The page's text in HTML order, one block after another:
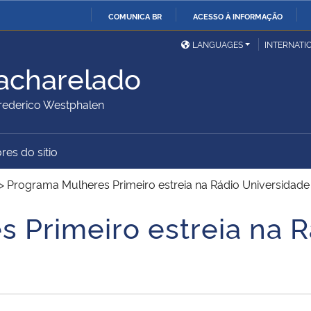
COMUNICA BR ACESSO À INFORMAÇÃO
Ministério da Defesa
Ministério das Relações
Exteriores
Ministério da Cidadania
Ministério do
Desenvolvimento Regional
União
Advocacia-Geral da União Banco Central do Brasil
LANGUAGES
Westphalen
do sítio
> Programa Mulheres Primeiro estreia na Rádio Universidade
Primeiro estreia na